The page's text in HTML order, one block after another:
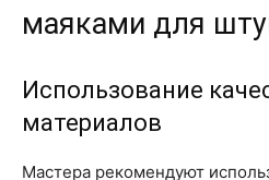
маяками для
Использование
материалов
Мастера рекомендуют